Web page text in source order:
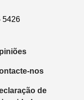
5426
nos
de